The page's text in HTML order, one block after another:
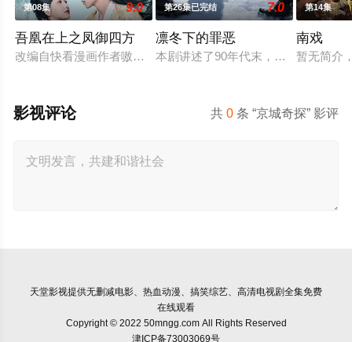
第08集 9.0
吾凰在上之凤御四方
改编自快看漫画作者嗷小泽的独家连载漫画《吾凰在上》。 现
第26集已完结 7.0
凛冬下的罪恶
本剧讲述了90年代末，怒河市刑侦支
第14集
南戏
暂无简介
共0 条 “京城奇探” 影评
影视评论
天堂影视提供无删减电影、热血动漫、搞笑综艺、高清电视剧全集免费
在线观看
Copyright © 2022 50mngg.com All Rights Reserved
津ICP备73003069号